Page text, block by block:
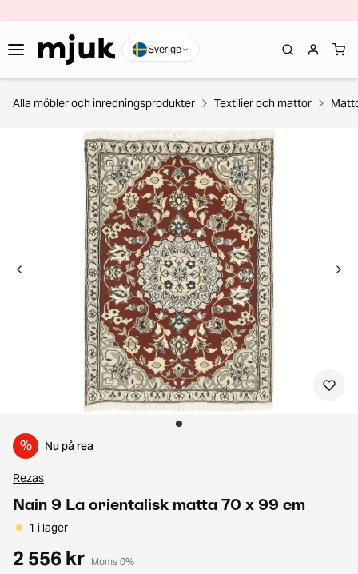
Sverige
Alla möbler och inredningsprodukter Textilier och mattor
% Nu på rea
Rezas
Nain 9 La orientalisk matta 70 x 99 cm
1 i lager
2 556 kr Moms 0%